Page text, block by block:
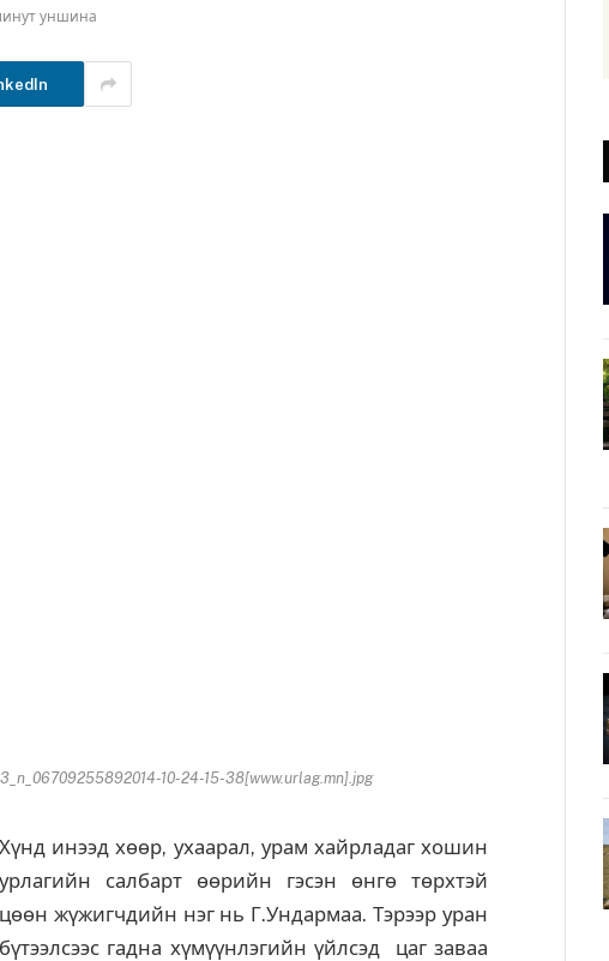
уншина
10-24-15-38[www.urlag.mn].jpg
Хүнд инээд хөөр, ухаарал, урам хайрладаг хошин
урлагийн салбарт өөрийн гэсэн өнгө төрхтэй
цөөн жүжигчдийн нэг нь Г.Ундармаа. Тэрээр уран
бүтээлсээс гадна хүмүүн­лэгийн үйлсэд цаг заваа